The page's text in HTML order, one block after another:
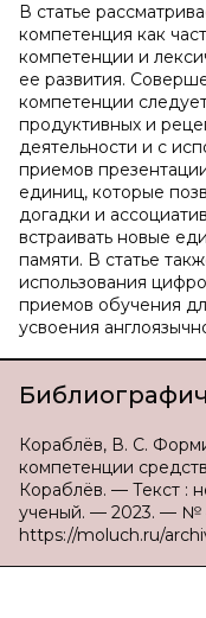
В статье
компетенция как
компетенции и
ее развития.
компетенции
продуктивных и
деятельности и с
приемов
единиц, которые
догадки и
встраивать новые
памяти. В статье
использования
приемов обучения
усвоения
Кораблёв, В. С.
компетенции
Кораблёв. — Текст :
ученый. — 2023. — №
https://moluch.ru/